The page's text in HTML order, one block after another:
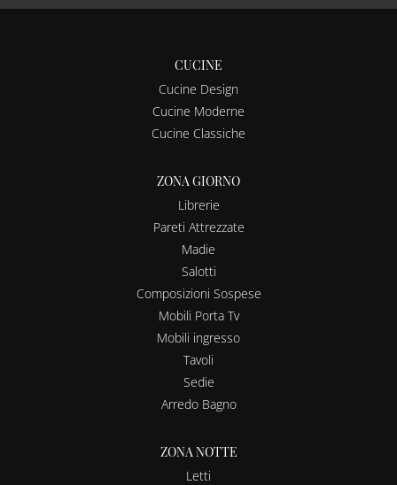
CUCINE
Cucine Design
Cucine Moderne
Cucine Classiche
ZONA GIORNO
Librerie
Pareti Attrezzate
Madie
Salotti
Composizioni Sospese
Mobili Porta Tv
Mobili ingresso
Tavoli
Sedie
Arredo Bagno
ZONA NOTTE
Letti